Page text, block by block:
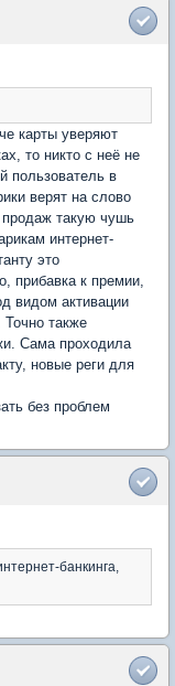
карты уверяют
то никто с неё не
пользователь в
верят на слово
продаж такую чушь
интернет-
это
прибавка к премии,
видом активации
Точно также
Сама проходила
новые реги для
без проблем
банкинга,